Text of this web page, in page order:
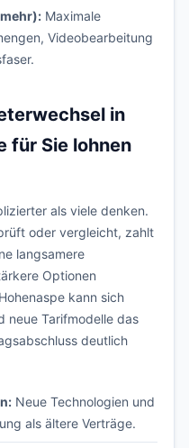
Maximale
Videobearbeitung
in
für Sie lohnen
als viele denken.
oder vergleicht, zahlt
langsamere
Optionen
kann sich
neue Tarifmodelle das
deutlich
Neue Technologien und
als ältere Verträge.